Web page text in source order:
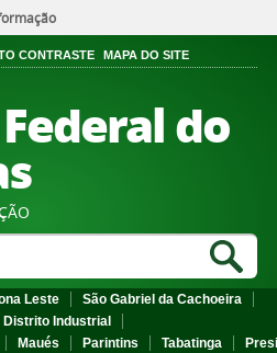
CONTRASTE MAPA DO SITE
do
Leste
São Gabriel da Cachoeira
Distrito Industrial
Maués Parintins Tabatinga